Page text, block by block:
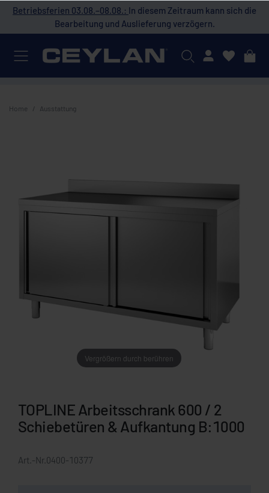
Betriebsferien 03.08.–08.08.: In diesem Zeitraum kann sich die
Bearbeitung und Auslieferung verzögern.
Mein Konto
Home Ausstattung
Vergrößern durch berühren
TOPLINE Arbeitsschrank 600 / 2
Schiebetüren & Aufkantung B:1000
Art.-Nr. 0400-10377